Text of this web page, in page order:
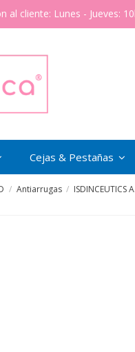
al cliente: Lunes - Jueves:
Cejas & Pestañas
Antiarrugas ISDINCEUTICS